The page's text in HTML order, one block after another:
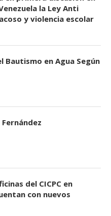
la Ley Anti
y violencia escolar
Bautismo en Agua Según
del CICPC en
con nuevos